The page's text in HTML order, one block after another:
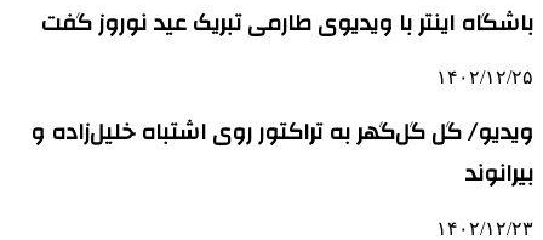
باشگاه اینتر با ویدیوی طارمی تبریک عید نوروز گفت
۱۴۰۲/۱۲/۲۵
ویدیو/ گل گل‌گهر به تراکتور روی اشتباه خلیل‌زاده و
بیرانوند
۱۴۰۲/۱۲/۲۳